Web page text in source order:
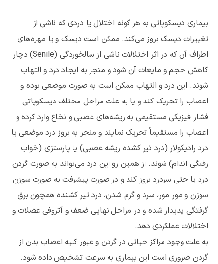
بیماری دیسکوپاتی به هر گونه اختلال یا دردی که ناشی از
تغییرات دیسک بروز می‌کند. ممکن است دیسک و یا مهره‌های
اطراف آن که در اثر اختلالات ناشی از سالخوردگی (Senile) دچار
کاهش حجم و مایعات آن شود و منجر به ایجاد درد و التهاب
شوند. این درد و التهاب ممکن است به صورت موضعی بوده و
اعصاب را تحریک کند و یا به علت مراحل مختلف دیسکوپاتی
فشار فیزیکی مستقیمی به ریشه‌های عصبی و نخاع وارد کرده و
اعصاب را مستقیماً تحریک نمایند و منجر به بروز درد موضعی یا
درد رادیکولار (درد تیر کشده ریشه عصبی) یا پارستزی (خواب
رفتگی اندام) شوند. از همین رو این درد می‌تواند به صورت گردن
درد یا حتی سردرد بروز کند و در صورت پیشرفت به صورت سوزن
سوزن و مور مور، سرد و گرم شدن، درد تیر کشنده همچون برق
گرفتگی پدیدار شده و در مراحل نهایی ضعف و آتروفی عضلات و
اختلالات عملکردی دهد.
به علت وجود مراکز حیاتی در گردن و عبور کلیه اعصاب بدن از
گردن ضروری است این بیماری به سرعت تشخیص داده شود.